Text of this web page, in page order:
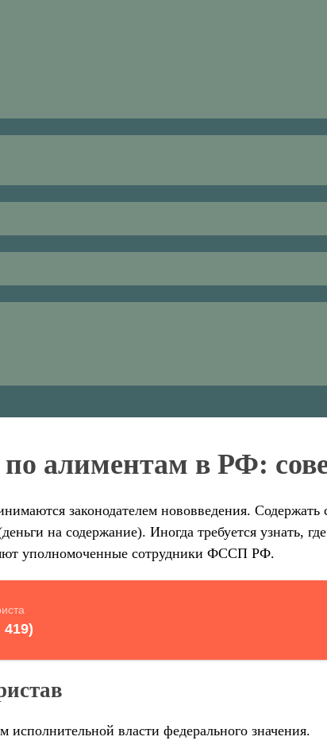
алиментам в РФ:
законодателем нововведения.
на содержание). Иногда требуется узнать,
уполномоченные сотрудники ФССП РФ.
власти федерального значения.